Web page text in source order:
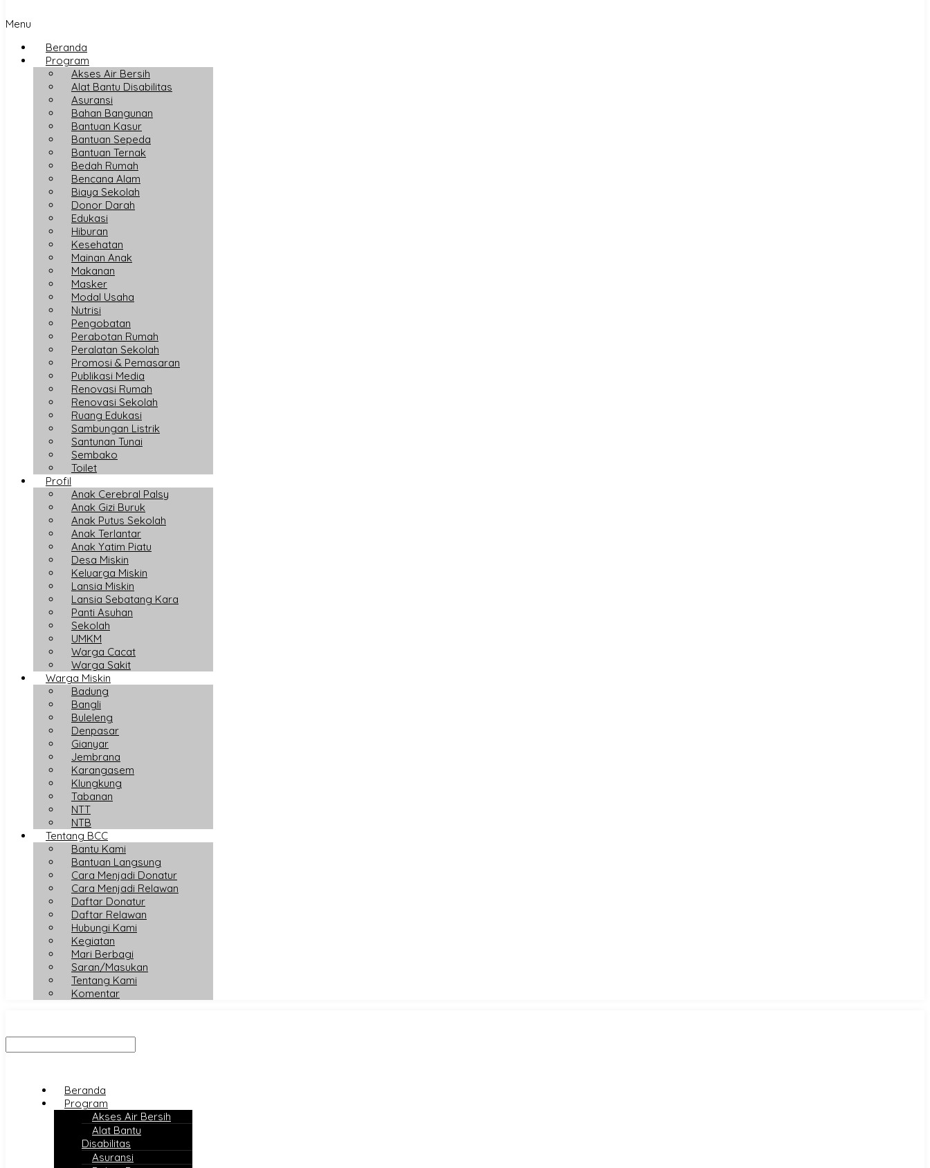
Menu
Beranda
Program
Akses Air Bersih
Alat Bantu Disabilitas
Asuransi
Bahan Bangunan
Bantuan Kasur
Bantuan Sepeda
Bantuan Ternak
Bedah Rumah
Bencana Alam
Biaya Sekolah
Donor Darah
Edukasi
Hiburan
Kesehatan
Mainan Anak
Makanan
Masker
Modal Usaha
Nutrisi
Pengobatan
Perabotan Rumah
Peralatan Sekolah
Promosi & Pemasaran
Publikasi Media
Renovasi Rumah
Renovasi Sekolah
Ruang Edukasi
Sambungan Listrik
Santunan Tunai
Sembako
Toilet
Profil
Anak Cerebral Palsy
Anak Gizi Buruk
Anak Putus Sekolah
Anak Terlantar
Anak Yatim Piatu
Desa Miskin
Keluarga Miskin
Lansia Miskin
Lansia Sebatang Kara
Panti Asuhan
Sekolah
UMKM
Warga Cacat
Warga Sakit
Warga Miskin
Badung
Bangli
Buleleng
Denpasar
Gianyar
Jembrana
Karangasem
Klungkung
Tabanan
NTT
NTB
Tentang BCC
Bantu Kami
Bantuan Langsung
Cara Menjadi Donatur
Cara Menjadi Relawan
Daftar Donatur
Daftar Relawan
Hubungi Kami
Kegiatan
Mari Berbagi
Saran/Masukan
Tentang Kami
Komentar
Beranda
Program
Akses Air Bersih
Alat Bantu
Disabilitas
Asuransi